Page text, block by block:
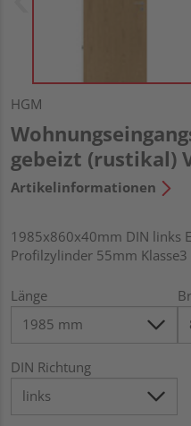
HGM
gebeizt (rustikal)
Artikelinformationen
1985x860x40mm DIN links
Profilzylinder 55mm Klasse3
Länge
DIN Richtung